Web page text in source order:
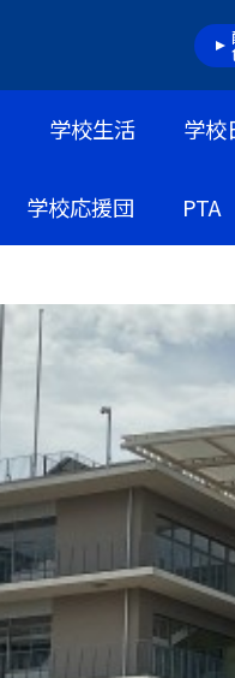
学校生活 学校
学校応援団 PTA